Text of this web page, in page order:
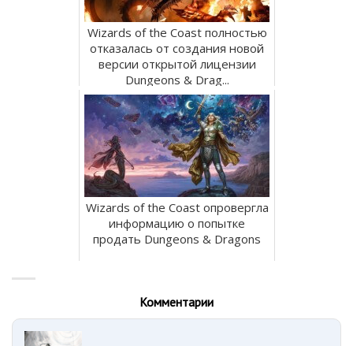
Wizards of the Coast полностью
отказалась от создания новой
версии открытой лицензии
Dungeons & Drag...
Wizards of the Coast опровергла
информацию о попытке
продать Dungeons & Dragons
Комментарии